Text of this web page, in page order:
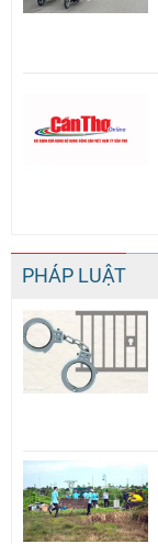
PHÁP LUẬT